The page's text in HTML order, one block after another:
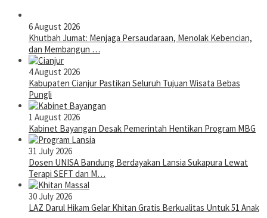
6 August 2026
Khutbah Jumat: Menjaga Persaudaraan, Menolak Kebencian,
dan Membangun …
4 August 2026
Kabupaten Cianjur Pastikan Seluruh Tujuan Wisata Bebas
Pungli
1 August 2026
Kabinet Bayangan Desak Pemerintah Hentikan Program MBG
31 July 2026
Dosen UNISA Bandung Berdayakan Lansia Sukapura Lewat
Terapi SEFT dan M…
30 July 2026
LAZ Darul Hikam Gelar Khitan Gratis Berkualitas Untuk 51 Anak